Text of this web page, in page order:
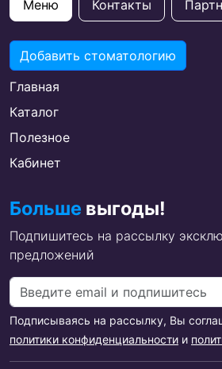
Меню Контакты
Добавить стоматологию
Главная
Каталог
Полезное
Кабинет
Больше выгоды!
Подпишитесь на рассылку
предложений
Подписываясь на рассылку, Вы
политики конфиденциальности и